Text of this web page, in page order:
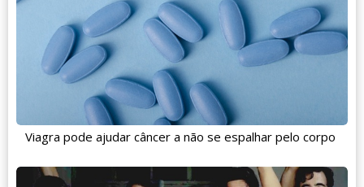
Viagra pode ajudar câncer a não se espalhar pelo corpo